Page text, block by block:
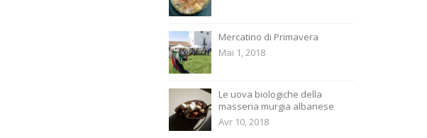
Mercatino di Primavera
Mai 1, 2018
Le uova biologiche della
masseria murgia albanese
Avr 10, 2018